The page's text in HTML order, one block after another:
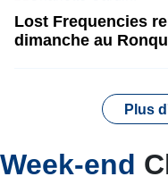
Lost Frequencies
dimanche au
Plus
Week-end